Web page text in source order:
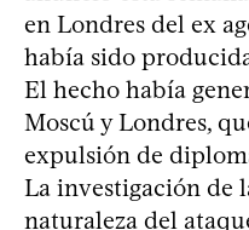
en Londres del ex
había sido
El hecho había
Moscú y Londres,
expulsión de
La investigación de
naturaleza del